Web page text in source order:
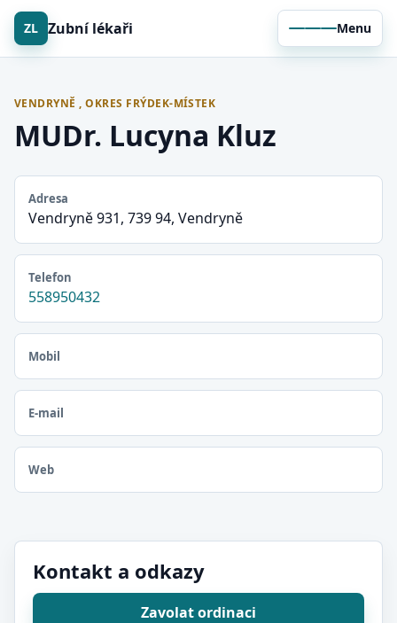
ZL Zubní lékaři Menu
VENDRYNĚ , OKRES FRÝDEK-MÍSTEK
MUDr. Lucyna Kluz
Adresa
Vendryně 931, 739 94, Vendryně
Telefon
558950432
Mobil
E-mail
Web
Kontakt a odkazy
Zavolat ordinaci